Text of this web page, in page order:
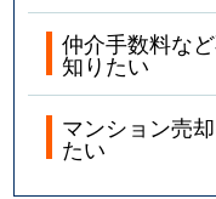
仲介手数料な
知りたい
マンション売
たい